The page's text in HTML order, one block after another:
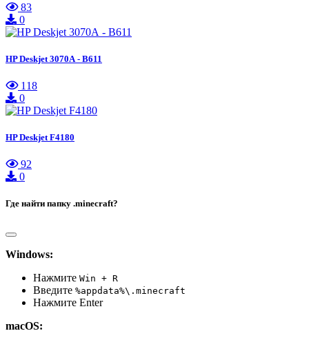
83
0
HP Deskjet 3070А - B611
118
0
HP Deskjet F4180
92
0
Где найти папку .minecraft?
Windows:
Нажмите Win + R
Введите %appdata%\.minecraft
Нажмите Enter
macOS: